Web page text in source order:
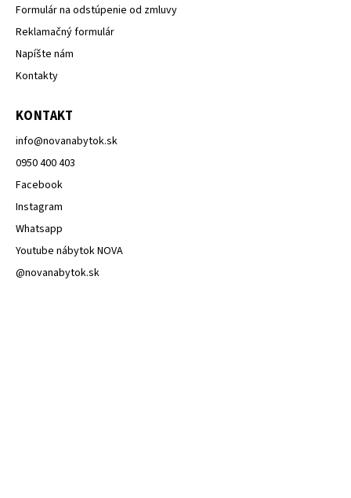
Formulár na odstúpenie od zmluvy
Reklamačný formulár
Napíšte nám
Kontakty
KONTAKT
info@novanabytok.sk
0950 400 403
Facebook
Instagram
Whatsapp
Youtube nábytok NOVA
@novanabytok.sk